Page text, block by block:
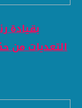
بقيادة
التعديات من